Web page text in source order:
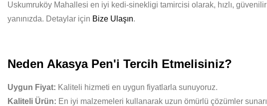
Uskumruköy Mahallesi en iyi kedi-sinekligi tamircisi olarak, hızlı,
yanınızda. Detaylar için Bize Ulaşın.
Neden Akasya Pen'i Tercih Etmelisiniz?
Uygun Fiyat: Kaliteli hizmeti en uygun fiyatlarla sunuyoruz.
Kaliteli Ürün: En iyi malzemeleri kullanarak uzun ömürlü çözümler